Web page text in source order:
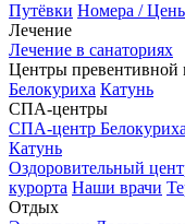
Путёвки Номера /
Лечение
Лечение в санаториях
Центры
Белокуриха Катунь
СПА-центры
СПА-центр Белокуриха
Катунь
Оздоровительный
курорта Наши врачи
Отдых